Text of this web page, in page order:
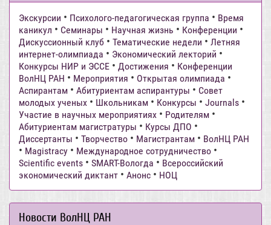
Экскурсии • Психолого-педагогическая группа • Время
каникул • Семинары • Научная жизнь • Конференции •
Дискуссионный клуб • Тематические недели • Летняя
интернет-олимпиада • Экономический лекторий •
Конкурсы НИР и ЭССЕ • Достижения • Конференции
ВолНЦ РАН • Мероприятия • Открытая олимпиада •
Аспирантам • Абитуриентам аспирантуры • Совет
молодых ученых • Школьникам • Конкурсы • Journals •
Участие в научных мероприятиях • Родителям •
Абитуриентам магистратуры • Курсы ДПО •
Диссертанты • Творчество • Магистрантам • ВолНЦ РАН
• Magistracy • Международное сотрудничество •
Scientific events • SMART-Вологда • Всероссийский
экономический диктант • Анонс • НОЦ
Новости ВолНЦ РАН